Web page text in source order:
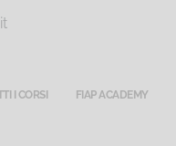
I CORSI FIAP ACADEMY